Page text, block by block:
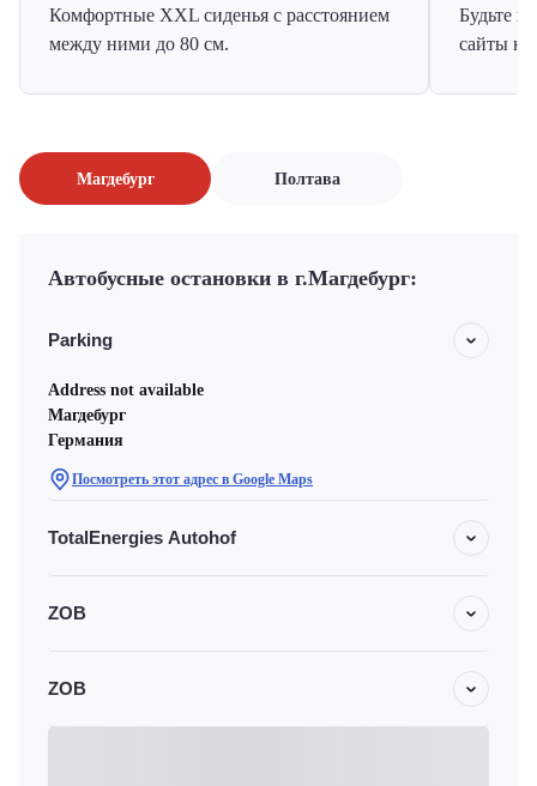
Комфортные XXL сиденья с расстоянием
между ними до 80 см.
Будьте
сайты на
Магдебург Полтава
Автобусные остановки в г.Магдебург:
Parking
Address not available
Магдебург
Германия
Посмотреть этот адрес в Google Maps
TotalEnergies Autohof
ZOB
ZOB